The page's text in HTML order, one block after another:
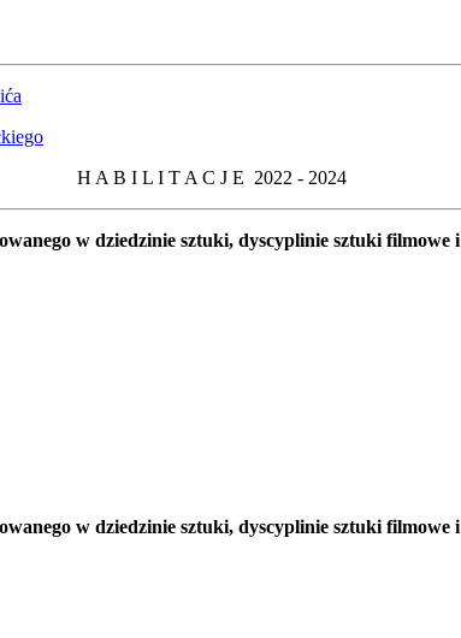
H A B I L I T A C J E 2022 - 2024
w dziedzinie sztuki, dyscyplinie sztuki filmowe
w dziedzinie sztuki, dyscyplinie sztuki filmowe